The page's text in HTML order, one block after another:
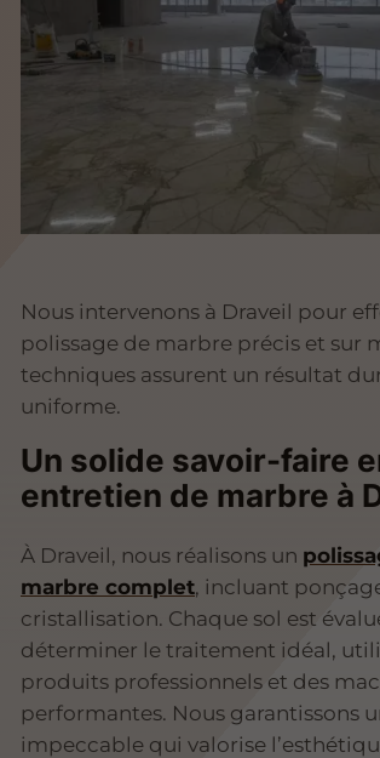
Nous intervenons à Draveil pour
polissage de marbre précis et sur
techniques assurent un résultat
uniforme.
Un solide savoir-faire
entretien de marbre à
À Draveil, nous réalisons un
marbre complet, incluant
cristallisation. Chaque sol est
déterminer le traitement idéal,
produits professionnels et des
performantes. Nous garantissons
impeccable qui valorise